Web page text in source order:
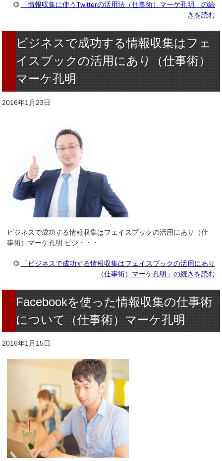
「情報収集に使うTwitterの活用法（仕事術）マーケ孔明」の続
きを読む
ビジネスで成功する情報収集はフェ
イスブックの活用にあり（仕事術）
マーケ孔明
2016年1月23日
ビジネスで成功する情報収集はフェイスブックの活用にあり（仕
事術）マーケ孔明 ビジ・・・
「ビジネスで成功する情報収集はフェイスブックの活用にあり
（仕事術）マーケ孔明」の続きを読む
Facebookを使った情報収集の仕事術
について（仕事術）マーケ孔明
2016年1月15日